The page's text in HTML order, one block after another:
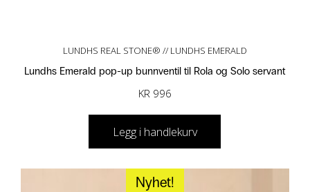
LUNDHS REAL STONE® // LUNDHS EMERALD
Lundhs Emerald pop-up bunnventil til Rola og Solo servant
KR 996
Legg i handlekurv
Nyhet!